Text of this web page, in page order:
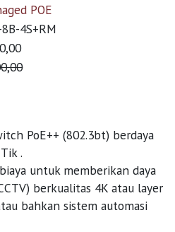
POE
4S+RM
PoE++ (802.3bt) berdaya
.
untuk memberikan daya
berkualitas 4K atau layer
bahkan sistem automasi